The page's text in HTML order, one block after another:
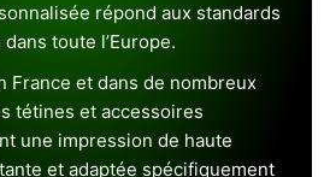
répond aux standards
toute l’Europe.
France et dans de nombreux
tétines et accessoires
une impression de haute
et adaptée spécifiquement